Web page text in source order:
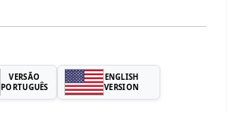
VERSÃO
PORTUGUÊS
ENGLISH
VERSION